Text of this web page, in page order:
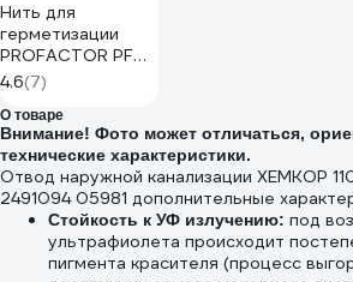
Нить для
герметизации
PROFACTOR PF
SAN-LOCK
Professional с
силиконом 100м
PF PST 542
4.6(7)
О товаре
Внимание! Фото может отличаться,
технические характеристики.
Отвод наружной канализации ХЕМКОР
2491094 05981 дополнительные
Стойкость к УФ излучению: под
ультрафиолета происходит
пигмента красителя (процесс